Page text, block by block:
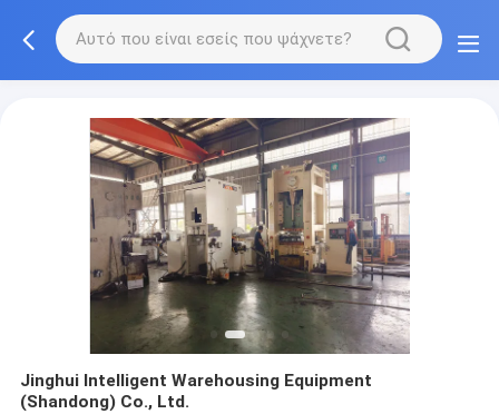
Jinghui Intelligent Warehousing Equipment
(Shandong) Co., Ltd.